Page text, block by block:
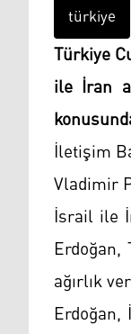
türkiye
Türkiye
ile İran
İletişim
Vladimir
İsrail ile
ağırlık